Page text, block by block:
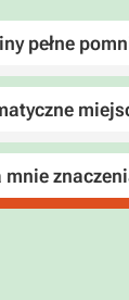
pełne
mnie